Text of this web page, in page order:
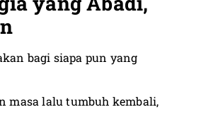
bagi siapa pun yang
masa lalu tumbuh kembali,